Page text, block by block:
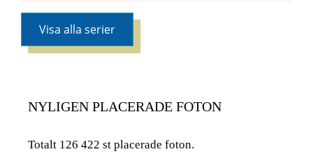
Visa alla serier
NYLIGEN PLACERADE FOTON
Totalt 126 422 st placerade foton.